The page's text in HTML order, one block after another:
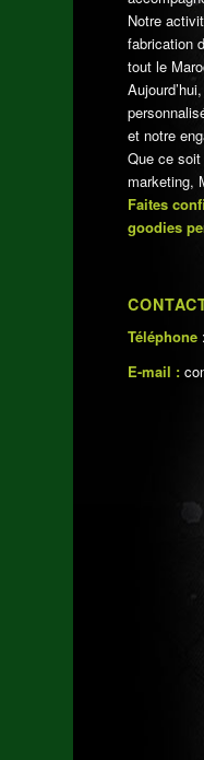
Notre
fabrication
tout le
et notre
Que ce soit
marketing,
Faites
goodies
Téléphone
E-mail :